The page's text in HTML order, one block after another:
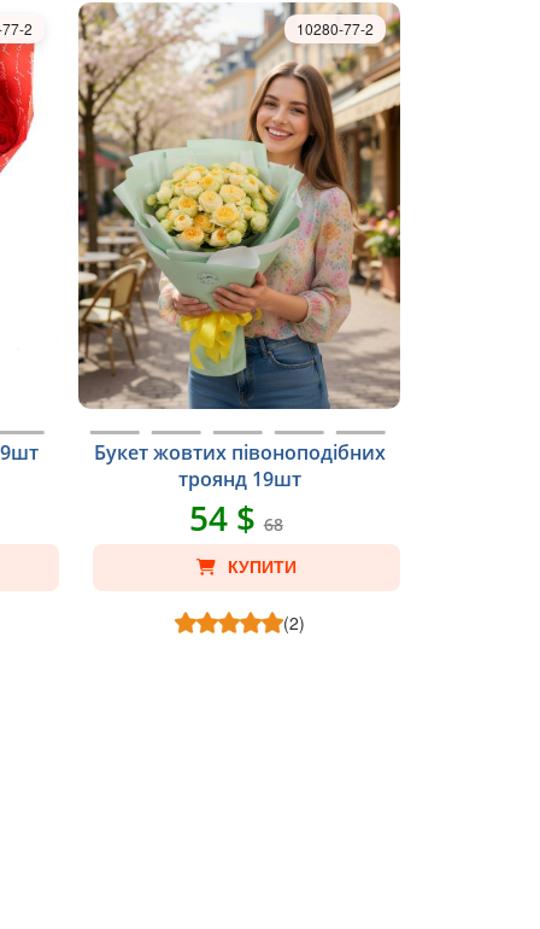
2
Букет жовтих півоноподібних
троянд 19шт
10280-77-2
54 $68
КУПИТИ
(2)